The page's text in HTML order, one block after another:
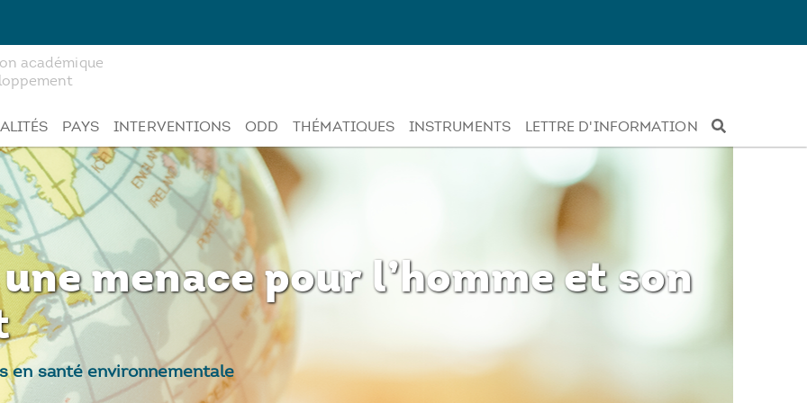
académique
PAYS INTERVENTIONS ODD THÉMATIQUES INSTRUMENTS LETTRE D'INFORMATION
menace pour l’homme et son
en santé environnementale